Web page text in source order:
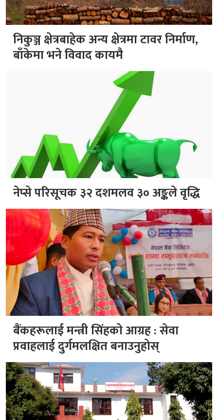
निकुञ्ज क्षेत्रबाहेक अन्य क्षेत्रमा टावर निर्माण,
बाँकेमा भने विवाद कायमै
नेप्से परिसूचक ३२ दशमलव ३० अङ्कले वृद्धि
बैंकहरूलाई मन्त्री सिंहको आग्रह : सेवा
प्रवाहलाई दुर्गमलक्षित बनाउनुहोस्